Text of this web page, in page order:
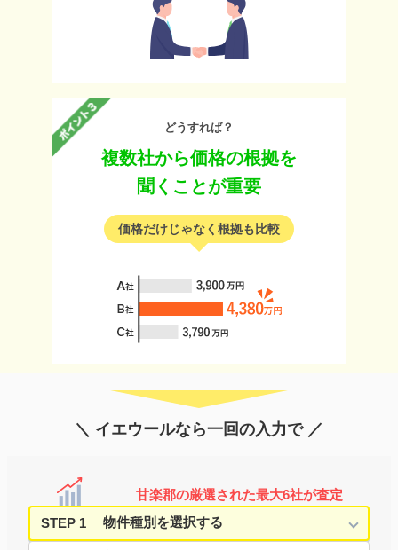
どうすれば？
複数社から価格の根拠を
聞くことが重要
価格だけじゃなく根拠も比較
＼ イエウールなら一回の入力で ／
甘楽郡の厳選された最大6社が査定
STEP 1